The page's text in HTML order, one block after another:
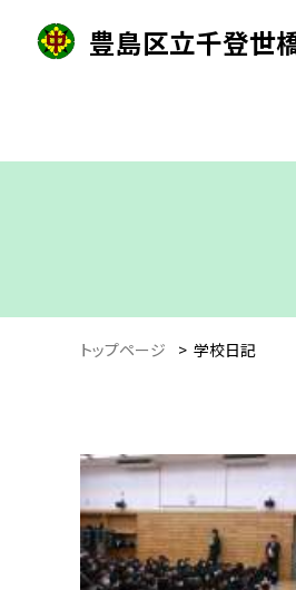
豊島区立千登世
トップページ > 学校日記